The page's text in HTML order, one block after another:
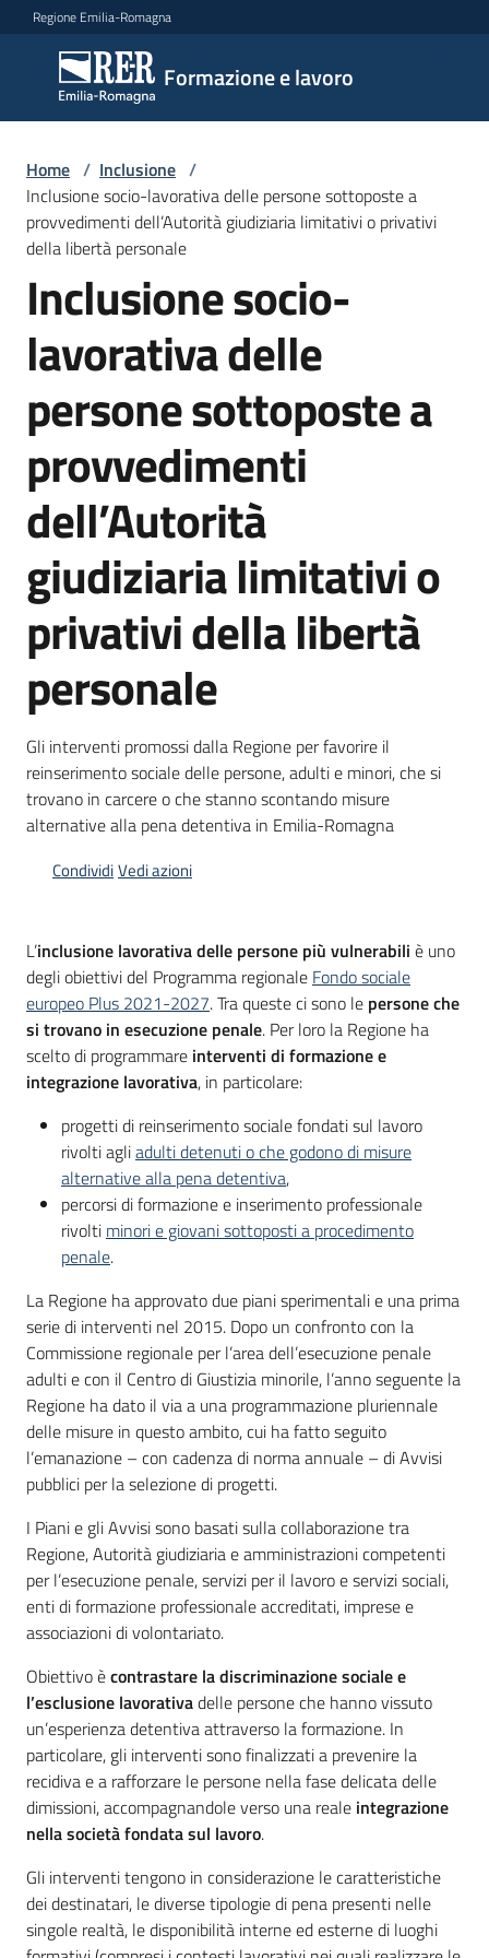
Vai al contenuto
Vai alla navigazione
Vai al footer
Regione Emilia-Romagna
Formazione e lavoro
Formazione
e lavoro
Argomenti
Novità
Servizi
Leggi
Atti
Bandi
Piani
Programmi
Progetti
Fondo
sociale
europeo
Plus
Seguici
su
Home / Inclusione /
Inclusione socio-lavorativa delle persone sottoposte a
provvedimenti dell’Autorità giudiziaria limitativi o privativi
della libertà personale
Inclusione socio-
lavorativa delle
persone sottoposte a
provvedimenti
dell’Autorità
giudiziaria limitativi o
privativi della libertà
personale
Gli interventi promossi dalla Regione per favorire il
reinserimento sociale delle persone, adulti e minori, che si
trovano in carcere o che stanno scontando misure
alternative alla pena detentiva in Emilia-Romagna
CondividiVedi azioni
L’inclusione lavorativa delle persone più vulnerabili è uno
degli obiettivi del Programma regionale Fondo sociale
europeo Plus 2021-2027. Tra queste ci sono le persone che
si trovano in esecuzione penale. Per loro la Regione ha
scelto di programmare interventi di formazione e
integrazione lavorativa, in particolare:
progetti di reinserimento sociale fondati sul lavoro
rivolti agliadulti detenuti o che godono di misure
alternative alla pena detentiva,
percorsi di formazione e inserimento professionale
rivolti minori e giovani sottoposti a procedimento
penale.
La Regione ha approvato due piani sperimentali e una prima
serie di interventi nel 2015. Dopo un confronto con la
Commissione regionale per l’area dell’esecuzione penale
adulti e con il Centro di Giustizia minorile, l’anno seguente la
Regione ha dato il via a una programmazione pluriennale
delle misure in questo ambito, cui ha fatto seguito
l’emanazione – con cadenza di norma annuale – di Avvisi
pubblici per la selezione di progetti.
I Piani e gli Avvisi sono basati sulla collaborazione tra
Regione, Autorità giudiziaria e amministrazioni competenti
per l’esecuzione penale, servizi per il lavoro e servizi sociali,
enti di formazione professionale accreditati, imprese e
associazioni di volontariato.
Obiettivo ècontrastare la discriminazione sociale e
l’esclusione lavorativadelle persone che hanno vissuto
un’esperienza detentiva attraverso la formazione. In
particolare, gli interventi sono finalizzati a prevenire la
recidiva e a rafforzare le persone nella fase delicata delle
dimissioni, accompagnandole verso una reale integrazione
nella società fondata sul lavoro.
Gli interventi tengono in considerazione le caratteristiche
dei destinatari, le diverse tipologie di pena presenti nelle
singole realtà, le disponibilità interne ed esterne di luoghi